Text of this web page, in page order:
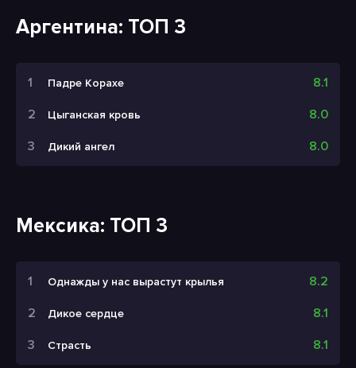
Аргентина: ТОП 3
Падре Корахе 8.1
Цыганская кровь 8.0
Дикий ангел 8.0
Мексика: ТОП 3
Однажды у нас вырастут крылья 8.2
Дикое сердце 8.1
Страсть 8.1